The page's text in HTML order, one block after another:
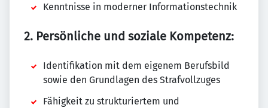
Kenntnisse in moderner Informationstechnik
2. Persönliche und soziale Kompetenz:
Identifikation mit dem eigenem Berufsbild
sowie den Grundlagen des Strafvollzuges
Fähigkeit zu strukturiertem und